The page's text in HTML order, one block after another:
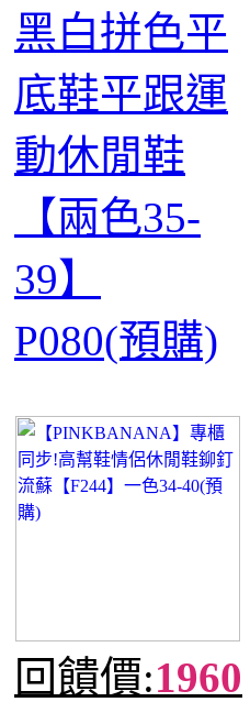
黑白拼色平
底鞋平跟運
動休閒鞋
【兩色35-
39】
P080(預購)
回饋價:1960